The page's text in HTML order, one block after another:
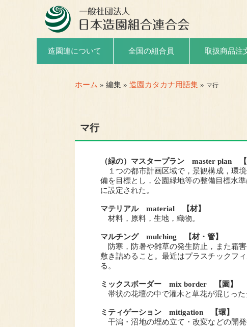
造園連について 全国の組合員 取扱商品注
ホーム » 編集 » 造園カタカナ用語集» マ行
マ行
（緑の）マスタープラン master plan 【
１つの都市計画区域で，景観構成，環
備を目標とし，公園緑地等の整備目標水
に設定された。
マテリアル material 【材】
材料，原料，生地，織物。
マルチング mulching 【材・管】
防寒，防暑や雑草の発生防止，また霜
敷き詰めること。最近はプラスチックフ
る。
ミックスボーダー mix border 【園】
帯状の花壇の中で灌木と草花が混じった
ミティゲーション mitigation 【環】
干潟・沼地の埋め立て・改変などの開